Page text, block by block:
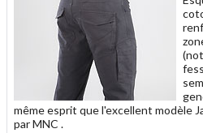
même esprit que l'excellent modèle
par MNC .